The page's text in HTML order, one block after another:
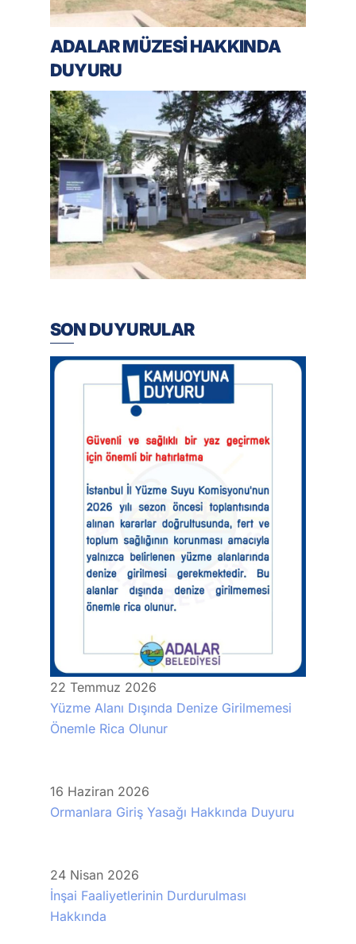
ADALAR MÜZESİ HAKKINDA
DUYURU
SON DUYURULAR
22 Temmuz 2026
Yüzme Alanı Dışında Denize Girilmemesi
Önemle Rica Olunur
16 Haziran 2026
Ormanlara Giriş Yasağı Hakkında Duyuru
24 Nisan 2026
İnşai Faaliyetlerinin Durdurulması
Hakkında